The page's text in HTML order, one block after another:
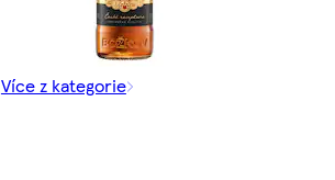
Více z kategorie